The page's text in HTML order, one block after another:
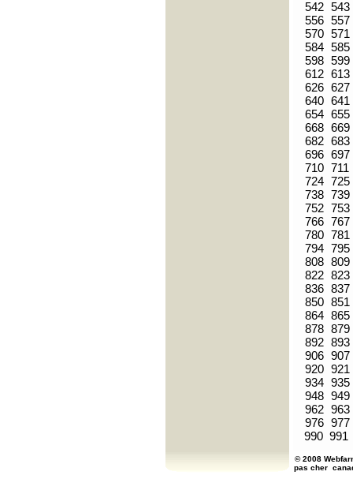
542 543
556 557
570 571
584 585
598 599
612 613
626 627
640 641
654 655
668 669
682 683
696 697
710 711
724 725
738 739
752 753
766 767
780 781
794 795
808 809
822 823
836 837
850 851
864 865
878 879
892 893
906 907
920 921
934 935
948 949
962 963
976 977
990 991
© 2008
pas cher